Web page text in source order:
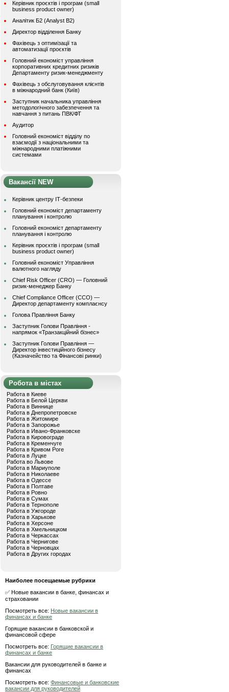
Керівник проєктів і програм (small
business product owner)
Аналітик Б2 (Analyst B2)
Директор відділення Банку
Фахівець з оптимізації та
автоматизації проєктів
Головний економіст управління
корпоративних кредитних ризиків
Департаменту ризик-менеджменту
Фахівець з обслуговування клієнтів
в міжнародний банк (Київ)
Заступник начальника управління
методологічного забезпечення та
навчання з питань ПВК/ФТ
Аудитор
Головний економіст відділу по
взаємодії з національними та
міжнародними платіжними
системами
Вакансії NEW
Керівник центру ІТ-безпеки
Головний економіст департаменту
планування і контролю
Головний економіст департаменту
планування і контролю
Керівник проєктів і програм (small
business product owner)
Головний економіст Управління
валютного нагляду
Chief Risk Officer (CRO) — Головний
ризик-менеджер Банку
Chief Compliance Officer (CCO) —
Директор департаменту комплаєнсу
Голова Правління Банку
Заступник Голови Правління -
напрямок «Транзакційний бізнес»
Заступник Голови Правління —
Директор інвестиційного бізнесу
(Казначейство та Фінансові ринки)
Робота в містах
Работа в Киеве
Работа в Белой Церкви
Работа в Виннице
Работа в Днепропетровске
Работа в Житомире
Работа в Запорожье
Работа в Ивано-Франковске
Работа в Кировограде
Работа в Кременчуге
Работа в Кривом Роге
Работа в Луцке
Работа во Львове
Работа в Мариуполе
Работа в Николаеве
Работа в Одессе
Работа в Полтаве
Работа в Ровно
Работа в Сумах
Работа в Тернополе
Работа в Ужгороде
Работа в Харькове
Работа в Херсоне
Работа в Хмельницком
Работа в Черкассах
Работа в Чернигове
Работа в Черновцах
Работа в Других городах
Наиболее посещаемые рубрики
✅ Новые вакансии в банке, финансах и
страховании
Посмотреть все: Новые вакансии в
финансах и банке
Горящие вакансии в банковской и
финансовой сфере
Посмотреть все: Горящие вакансии в
финансах и банке
Вакансии для руководителей в банке и
финансах
Посмотреть все: Финансовые и банковские
вакансии для руководителей